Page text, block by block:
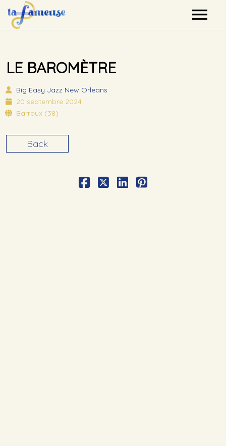
Agenda
Label
LE BAROMÈTRE
Big Easy Jazz New Orleans
20 septembre 2024
Barraux (38)
Back